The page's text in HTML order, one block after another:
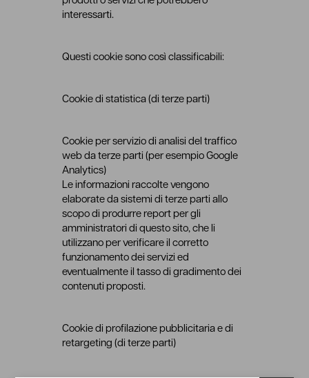
interessarti.
Questi cookie sono così classificabili:
Cookie di statistica (di terze parti)
Cookie per servizio di analisi del traffico
web da terze parti (per esempio Google
Analytics)
Le informazioni raccolte vengono
elaborate da sistemi di terze parti allo
scopo di produrre report per gli
amministratori di questo sito, che li
utilizzano per verificare il corretto
funzionamento dei servizi ed
eventualmente il tasso di gradimento dei
contenuti proposti.
Cookie di profilazione pubblicitaria e di
retargeting (di terze parti)